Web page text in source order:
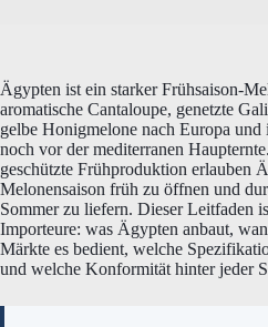
Ägypten ist ein starker Frühsaison-
aromatische Cantaloupe, genetzte
gelbe Honigmelone nach Europa
noch vor der mediterranen
geschützte Frühproduktion erlauben
Melonensaison früh zu öffnen und
Sommer zu liefern. Dieser Leitfaden
Importeure: was Ägypten anbaut,
Märkte es bedient, welche
und welche Konformität hinter jeder